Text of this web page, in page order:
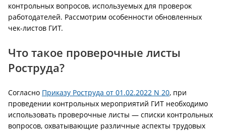
контрольных вопросов, используемых для проверок
работодателей. Рассмотрим особенности обновленных
чек-листов ГИТ.
Что такое проверочные листы
Роструда?
Согласно Приказу Роструда от 01.02.2022 N 20, при
проведении контрольных мероприятий ГИТ необходимо
использовать проверочные листы — списки контрольных
вопросов, охватывающие различные аспекты трудовых